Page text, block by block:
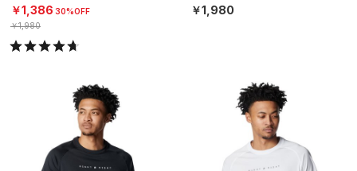
NISEX）
￥1,386 30%OFF
￥1,980
NISEX）
￥1,980